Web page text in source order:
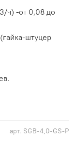
арт. SGB-4,0-GS-P
ч) -от 0,08 до
штуцер